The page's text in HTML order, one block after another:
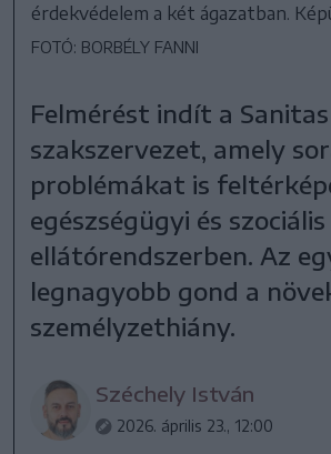
érdekvédelem a két ágazatban.
FOTÓ: BORBÉLY FANNI
Felmérést indít a Sanitas
szakszervezet, amely
problémákat is
egészségügyi és szociális
ellátórendszerben. Az
legnagyobb gond a
személyzethiány.
Széchely István
2026. április 23., 12:00